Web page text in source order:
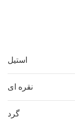
استیل
نقره ای
گرد